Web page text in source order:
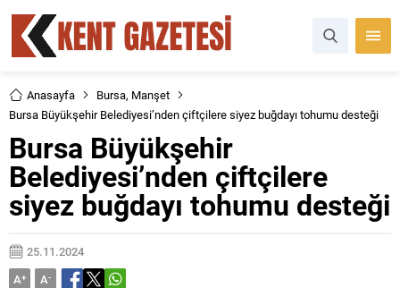
Anasayfa Bursa, Manşet
Bursa Büyükşehir Belediyesi’nden çiftçilere siyez buğdayı tohumu desteği
Bursa Büyükşehir
Belediyesi’nden çiftçilere
siyez buğdayı tohumu desteği
25.11.2024
A+ A-